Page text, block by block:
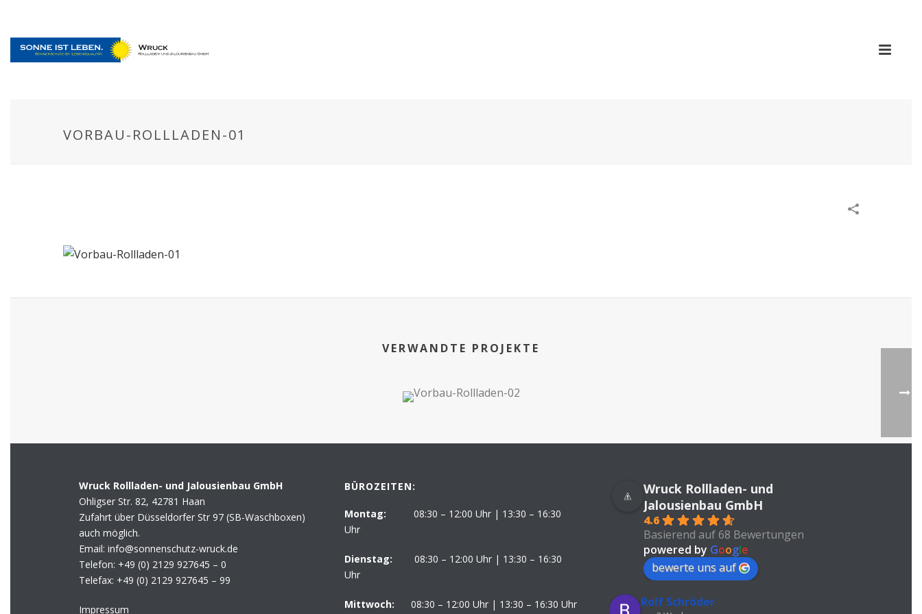
VORBAU-ROLLLADEN-01
VERWANDTE PROJEKTE
Wruck Rollladen- und Jalousienbau GmbH
Ohligser Str. 82, 42781 Haan
Zufahrt über Düsseldorfer Str 97 (SB-Waschboxen)
auch möglich.
Email: info@sonnenschutz-wruck.de
Telefon: +49 (0) 2129 927645 – 0
Telefax: +49 (0) 2129 927645 – 99
Impressum
BÜROZEITEN:
Montag: 08:30 – 12:00 Uhr | 13:30 – 16:30
Uhr
Dienstag: 08:30 – 12:00 Uhr | 13:30 – 16:30
Uhr
Mittwoch: 08:30 – 12:00 Uhr | 13:30 – 16:30 Uhr
Wruck Rollladen- und
Jalousienbau GmbH
4.6
Basierend auf 68 Bewertungen
powered by Google
bewerte uns auf
Rolf Schröder